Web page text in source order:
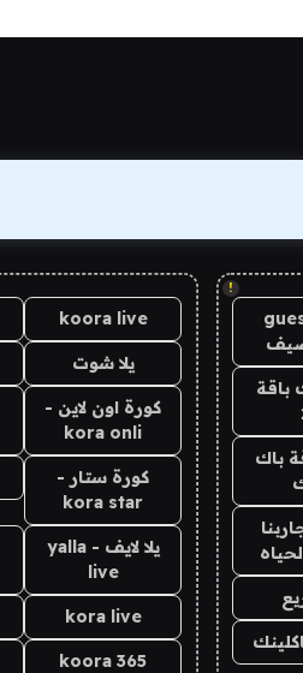
!
باقة
باك
koora live
يلا شوت
كورة اون لاين -
kora onli
كورة ستار -
kora star
يلا لايف - yalla
live
kora live
koora 365